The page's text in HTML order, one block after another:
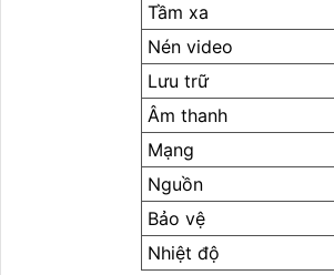
Tầm xa
Nén video
Lưu trữ
Âm thanh
Mạng
Nguồn
Bảo vệ
Nhiệt độ